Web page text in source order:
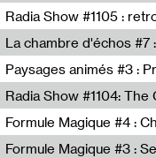
Pierrick Mouton,Bathi
Radia Show #1105 :
Soundart Radio
La chambre d'échos #7
Revue Les
Anne Simon
Radia Show #1104: The
Radio One NZ
Formule Magique #4 :
Nathalie Lacroix